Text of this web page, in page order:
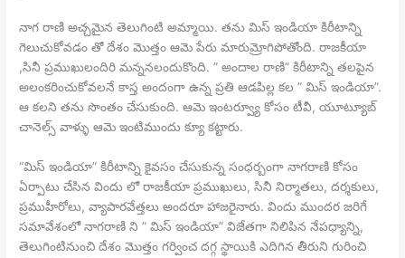
నాగ రాణి అచ్చమైన తెలుగింటి అమ్మాయి. తను మిస్ ఇండియా కిరీటాన్ని
గెలుచుకోవడం తో దేశం మొత్తం ఆమె పేరు మారుమ్రోగిపోతోంది. రాజకీయా
,సినీ ప్రముఖులందిరి మన్ననలందుకొంది. ” అందాల రాణి” కిరీటాన్ని తలపైన
అలంకరించుకోవలనే కాస్త అందంగా ఉన్న ప్రతి ఆడపిల్ల కల ” మిస్ ఇండియా”.
ఆ కలని తను సొంతం చేసుకుంది. ఆమె ఇంటర్వ్యూ కోసం టీవీ, యూట్యూబ్
చానెల్స్ వాళ్ళు ఆమె ఇంటిముందు క్యూ కట్టారు.
“మిస్ ఇండియా” కిరీటాన్ని కైవసం చేసుకున్న సంధర్బంగా నాగరాణి కోసం
ఏర్పాటు చేసిన విందు లో రాజకీయా ప్రముఖులు, సినీ నిర్మాతలు, దర్శకులు,
ప్రముహీరోలు, వ్యాపారవేత్తలు అందరూ హాజరైనారు. విందు ముందర జరిగే
సమావేశంలో నాగరాణి ని ” మిస్ ఇండియా” విజేతగా నిలిపిన నేపధ్యాన్ని,
తెలుగింటినుంచి దేశం మొత్తం గర్వించ దగ్గ స్థాయికి ఎదిగిన తీరుని గురించి